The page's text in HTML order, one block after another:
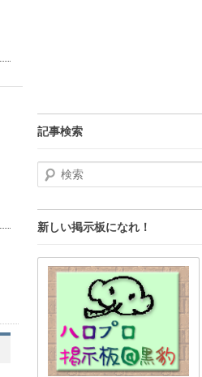
記事検索
検索
新しい掲示板になれ！